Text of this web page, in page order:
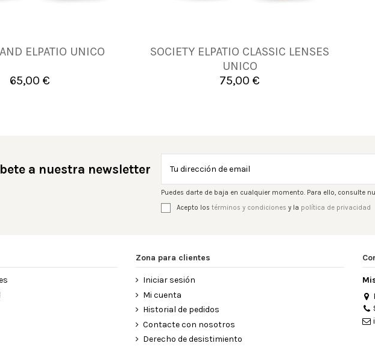
ELPATIO UNICO
65,00 €
UNICA
Añadir al carrito
SOCIETY ELPATIO CLASSIC LENSES
UNICO
75,00 €
UNICA
Añadir al carrito
a nuestra newsletter
Puedes darte de baja en cualquier momento. Para ello, consulte
Acepto los términos y condiciones y la política de privacidad
Zona para clientes
Iniciar sesión
Mi cuenta
Historial de pedidos
Contacte con nosotros
Derecho de desistimiento